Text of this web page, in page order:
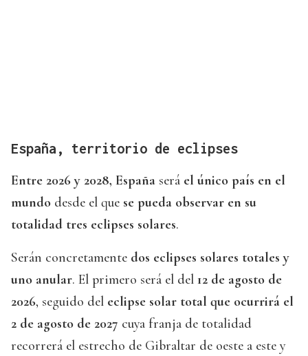
España, territorio de eclipses
Entre 2026 y 2028, España será el único país en el
mundo desde el que se pueda observar en su
totalidad tres eclipses solares.
Serán concretamente dos eclipses solares totales y
uno anular. El primero será el del 12 de agosto de
2026, seguido del eclipse solar total que ocurrirá el
2 de agosto de 2027 cuya franja de totalidad
recorrerá el estrecho de Gibraltar de oeste a este y